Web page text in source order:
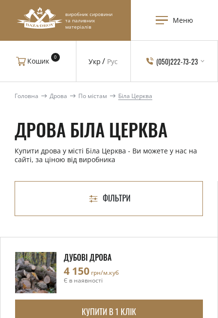
виробник сировини
та паливних
матеріалів
Меню
Укр Рус
Кошик 0 (050)222-73-23
Головна Дрова По містам Біла Церква
ДРОВА БІЛА ЦЕРКВА
Купити дрова у місті Біла Церква - Ви можете у нас на
сайті, за ціною від виробника
ФІЛЬТРИ
ДУБОВІ ДРОВА
4 150 грн/м.куб
Є в наявності
КУПИТИ В 1 КЛІК